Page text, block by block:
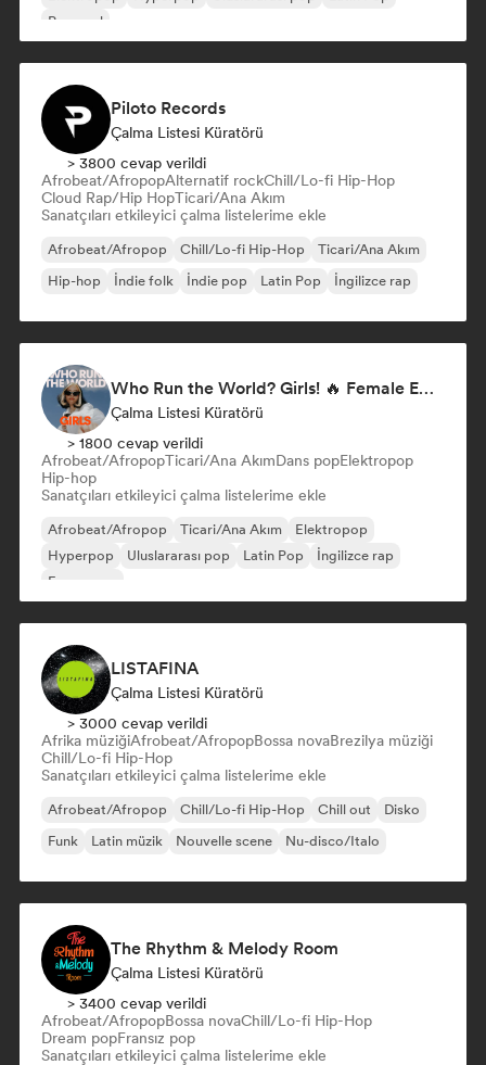
Pop soul
Piloto Records
Çalma Listesi Küratörü
> 3800 cevap verildi
Afrobeat/AfropopAlternatif rockChill/Lo-fi Hip-Hop
Cloud Rap/Hip HopTicari/Ana Akım
Sanatçıları etkileyici çalma listelerime ekle
Afrobeat/Afropop Chill/Lo-fi Hip-Hop
Ticari/Ana Akım
Hip-hop
İndie folk İndie pop Latin Pop İngilizce rap
Who Run the World? Girls! 🔥 Female Empowerment Pop & Girl-Power Anthems
Çalma Listesi Küratörü
> 1800 cevap verildi
Afrobeat/AfropopTicari/Ana AkımDans popElektropop
Hip-hop
Sanatçıları etkileyici çalma listelerime ekle
Afrobeat/Afropop Ticari/Ana Akım
Elektropop
Hyperpop
Uluslararası pop Latin Pop
İngilizce rap
Fransız rap
LISTAFINA
Çalma Listesi Küratörü
> 3000 cevap verildi
Afrika müziğiAfrobeat/AfropopBossa novaBrezilya müziği
Chill/Lo-fi Hip-Hop
Sanatçıları etkileyici çalma listelerime ekle
Afrobeat/Afropop Chill/Lo-fi Hip-Hop Chill out
Disko
Funk
Latin müzik Nouvelle scene Nu-disco/Italo
The Rhythm & Melody Room
Çalma Listesi Küratörü
> 3400 cevap verildi
Afrobeat/AfropopBossa novaChill/Lo-fi Hip-Hop
Dream popFransız pop
Sanatçıları etkileyici çalma listelerime ekle